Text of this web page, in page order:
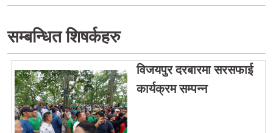
सम्बन्धित शिषर्कहरु
विजयपुर दरबारमा सरसफाई
कार्यक्रम सम्पन्न